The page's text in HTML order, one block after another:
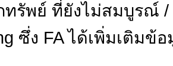
รัพย์ ที่ยังไม่สมบูรณ์
ซึ่ง FA ได้เพิ่มเติมข้